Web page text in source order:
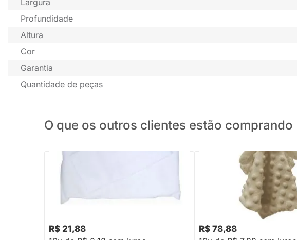
Profundidade
Altura
Cor
Garantia
Quantidade de peças
O que os outros clientes estão comprando
para Carrinho
R$ 21,88
PRONTA ENTREGA
Naninha Laço Bebe Leão
R$ 78,88